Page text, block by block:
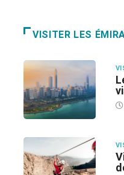
VISITER LES